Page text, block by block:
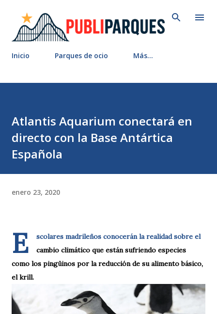
Inicio Parques de ocio Más…
Atlantis Aquarium conectará en
directo con la Base Antártica
Española
enero 23, 2020
E
scolares madrileños conocerán la realidad sobre el
cambio climático que están sufriendo especies
como los pingüinos por la reducción de su alimento básico,
el krill.